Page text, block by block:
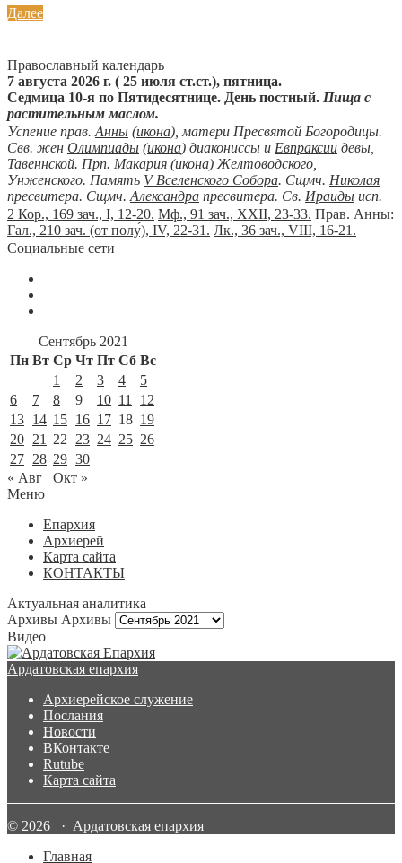
Далее
Православный календарь
7 августа 2026 г. ( 25 июля ст.ст.), пятница.
Седмица 10-я по Пятидесятнице. День постный. Пища с
растительным маслом.
Успение прав. Анны (икона), матери Пресвятой Богородицы.
Свв. жен Олимпиады (икона) диакониссы и Евпраксии девы,
Тавеннской. Прп. Макария (икона) Желтоводского,
Унженского. Память V Вселенского Собора. Сщмч. Николая
пресвитера. Сщмч. Александра пресвитера. Св. Ираиды исп.
2 Кор., 169 зач., I, 12-20. Мф., 91 зач., XXII, 23-33. Прав. Анны:
Гал., 210 зач. (от полу́), IV, 22-31. Лк., 36 зач., VIII, 16-21.
Социальные сети
Сентябрь 2021
Пн Вт Ср Чт Пт Сб Вс
1
2 3 4
5
6
7 8 9 10 11
12
13 14 15 16 17 18 19
20 21 22 23 24 25 26
27 28 29 30
« Авг
Окт »
Меню
Епархия
Архиерей
Карта сайта
КОНТАКТЫ
Актуальная аналитика
Архивы Архивы
Видео
Ардатовская епархия
Архиерейское служение
Послания
Новости
ВКонтакте
Rutube
Карта сайта
© 2026 · Ардатовская епархия
Главная